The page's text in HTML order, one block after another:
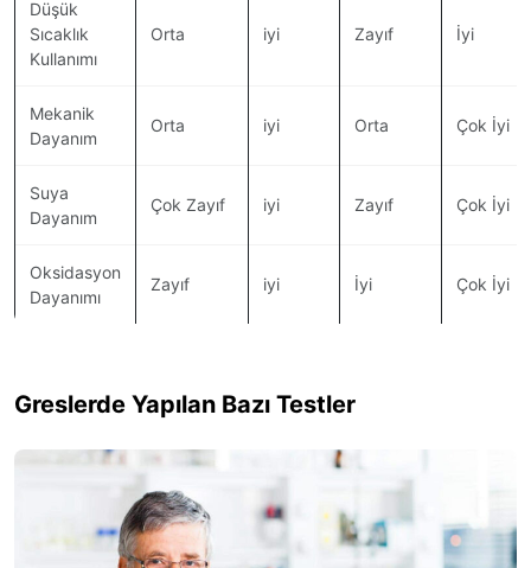
Düşük
Sıcaklık
Kullanımı
Orta iyi Zayıf İyi
Mekanik
Dayanım
Orta iyi Orta Çok İyi
Suya
Dayanım
Çok Zayıf iyi Zayıf Çok İyi
Oksidasyon
Dayanımı
Zayıf iyi İyi Çok İyi
Greslerde Yapılan Bazı Testler